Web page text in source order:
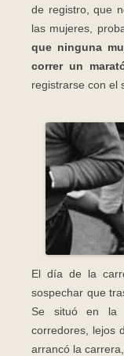
de registro, que
las mujeres,
que ninguna
correr un
registrarse con el
El día de la
sospechar que
Se situó en la
corredores, lejos
arrancó la